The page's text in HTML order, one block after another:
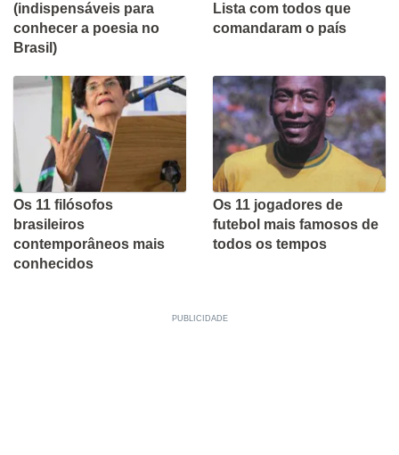
(indispensáveis para
conhecer a poesia no
Brasil)
Lista com todos que
comandaram o país
Os 11 filósofos
brasileiros
contemporâneos mais
conhecidos
Os 11 jogadores de
futebol mais famosos de
todos os tempos